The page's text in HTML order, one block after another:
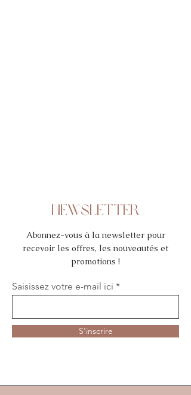
NEWSLETTER
Abonnez-vous à la newsletter pour
recevoir les offres, les nouveautés et
promotions !
Saisissez votre e-mail ici
S'inscrire